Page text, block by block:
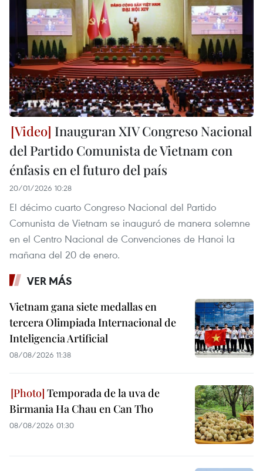
Inauguran XIV Congreso Nacional
del Partido Comunista de Vietnam con
énfasis en el futuro del país
20/01/2026 10:28
El décimo cuarto Congreso Nacional del Partido
Comunista de Vietnam se inauguró de manera solemne
en el Centro Nacional de Convenciones de Hanoi la
mañana del 20 de enero.
VER MÁS
Vietnam gana siete medallas en
tercera Olimpiada Internacional de
Inteligencia Artificial
08/08/2026 11:38
Temporada de la uva de
Birmania Ha Chau en Can Tho
08/08/2026 01:30